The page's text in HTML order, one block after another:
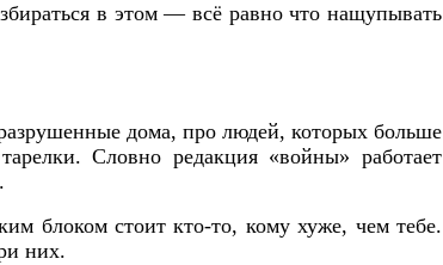
в этом — всё равно что нащупывать
дома, про людей, которых больше
Словно редакция «войны» работает
блоком стоит кто-то, кому хуже, чем тебе.
них.